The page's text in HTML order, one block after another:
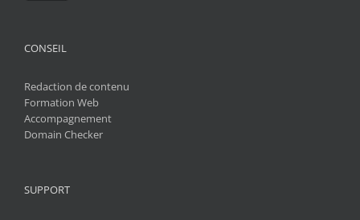
CONSEIL
Redaction de contenu
Formation Web
Accompagnement
Domain Checker
SUPPORT